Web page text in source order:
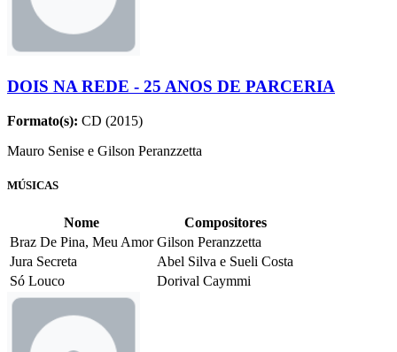
DOIS NA REDE - 25 ANOS DE PARCERIA
Formato(s): CD (2015)
Mauro Senise e Gilson Peranzzetta
MÚSICAS
Nome
Compositores
Braz De Pina, Meu Amor Gilson Peranzzetta
Jura Secreta
Abel Silva e Sueli Costa
Só Louco
Dorival Caymmi